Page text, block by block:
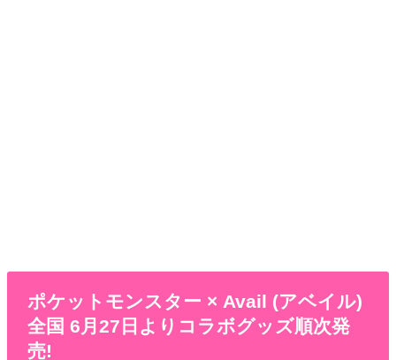
ポケットモンスター × Avail (アベイル)
全国 6月27日よりコラボグッズ順次発
売!